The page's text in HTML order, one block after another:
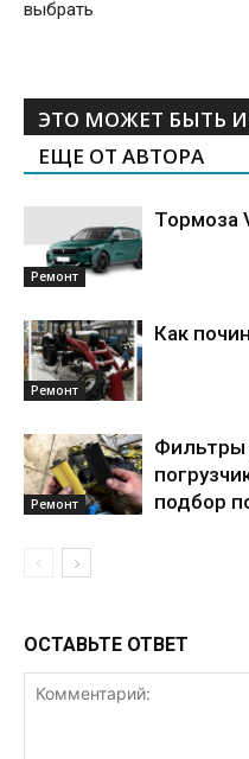
выбрать
ЭТО МОЖЕТ БЫТЬ
ЕЩЕ ОТ АВТОРА
Ремонт
Тормоза
Ремонт
Как
Ремонт
Фильтры
подбор
ОСТАВЬТЕ ОТВЕТ